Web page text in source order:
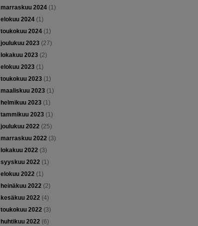
marraskuu 2024(1)
elokuu 2024(1)
toukokuu 2024(1)
joulukuu 2023(27)
lokakuu 2023(2)
elokuu 2023(1)
toukokuu 2023(1)
maaliskuu 2023(1)
helmikuu 2023(1)
tammikuu 2023(1)
joulukuu 2022(25)
marraskuu 2022(3)
lokakuu 2022(3)
syyskuu 2022(1)
elokuu 2022(1)
heinäkuu 2022(2)
kesäkuu 2022(4)
toukokuu 2022(3)
huhtikuu 2022(6)